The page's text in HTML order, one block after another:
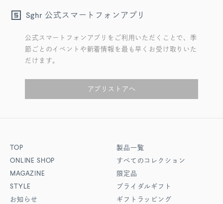
Sghr 公式スマートフォンアプリ
公式スマートフォンアプリをご利用いただくことで、季
節ごとのイベントや新着情報を最も早くお受け取りいた
だけます。
アプリストアへ
TOP
ONLINE SHOP
MAGAZINE
STYLE
お知らせ
製品一覧
すべてのコレクション
限定品
ブライダルギフト
ギフトラッピング